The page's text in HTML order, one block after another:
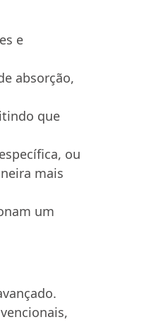
e
absorção,
que
ou
mais
um